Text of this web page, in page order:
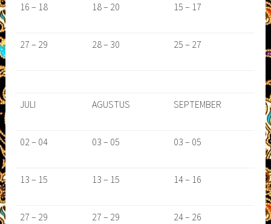
16 – 18 18 – 20 15 – 17
27 – 29 28 – 30 25 – 27
JULI AGUSTUS SEPTEMBER
02 – 04 03 – 05 03 – 05
13 – 15 13 – 15 14 – 16
27 – 29 27 – 29 24 – 26